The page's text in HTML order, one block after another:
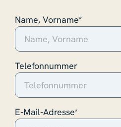
Name, Vorname*
Telefonnummer
E-Mail-Adresse*